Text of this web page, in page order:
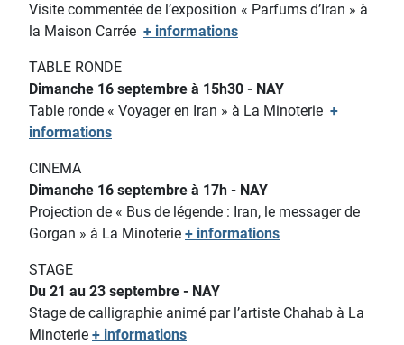
Visite commentée de l’exposition « Parfums d’Iran » à
la Maison Carrée + informations
TABLE RONDE
Dimanche 16 septembre à 15h30 - NAY
Table ronde « Voyager en Iran » à La Minoterie +
informations
CINEMA
Dimanche 16 septembre à 17h - NAY
Projection de « Bus de légende : Iran, le messager de
Gorgan » à La Minoterie + informations
STAGE
Du 21 au 23 septembre - NAY
Stage de calligraphie animé par l’artiste Chahab à La
Minoterie + informations